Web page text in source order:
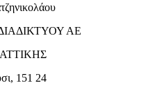
ΑΕ
151 24